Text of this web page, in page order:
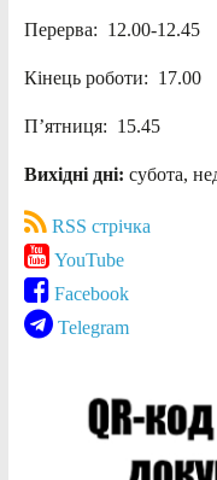
Перерва: 12.00-12.45
Кінець роботи: 17.00
П’ятниця: 15.45
Вихідні дні: субота,
RSS стрічка
YouTube
Facebook
Telegram